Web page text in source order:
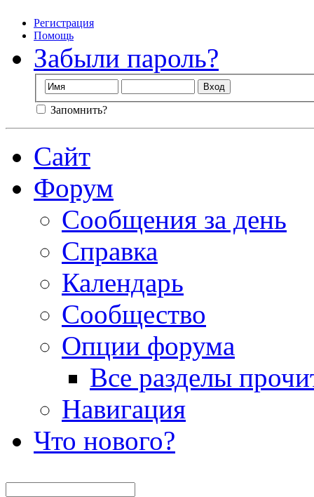
Регистрация
Помощь
Забыли пароль?
Запомнить?
Сайт
Форум
Сообщения за день
Справка
Календарь
Сообщество
Опции форума
Все разделы
Навигация
Что нового?